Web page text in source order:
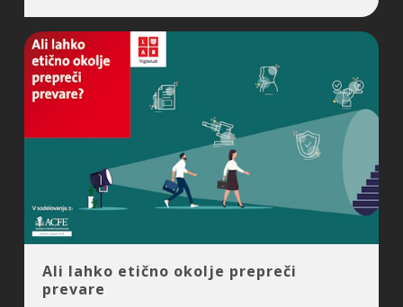
Ali lahko etično okolje prepreči
prevare